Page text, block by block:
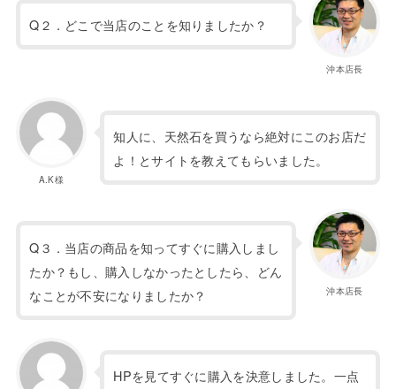
沖本店長
Q２．どこで当店のことを知りましたか？
A.K様
知人に、天然石を買うなら絶対にこのお店だ
よ！とサイトを教えてもらいました。
沖本店長
Q３．当店の商品を知ってすぐに購入しまし
たか？もし、購入しなかったとしたら、どん
なことが不安になりましたか？
HPを見てすぐに購入を決意しました。一点